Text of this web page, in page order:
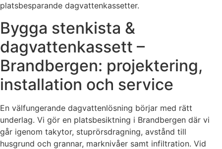
platsbesparande dagvattenkassetter.
Bygga stenkista &
dagvattenkassett –
Brandbergen: projektering,
installation och service
En välfungerande dagvattenlösning börjar med rätt
underlag. Vi gör en platsbesiktning i Brandbergen där vi
går igenom takytor, stuprörsdragning, avstånd till
husgrund och grannar, marknivåer samt infiltration. Vid